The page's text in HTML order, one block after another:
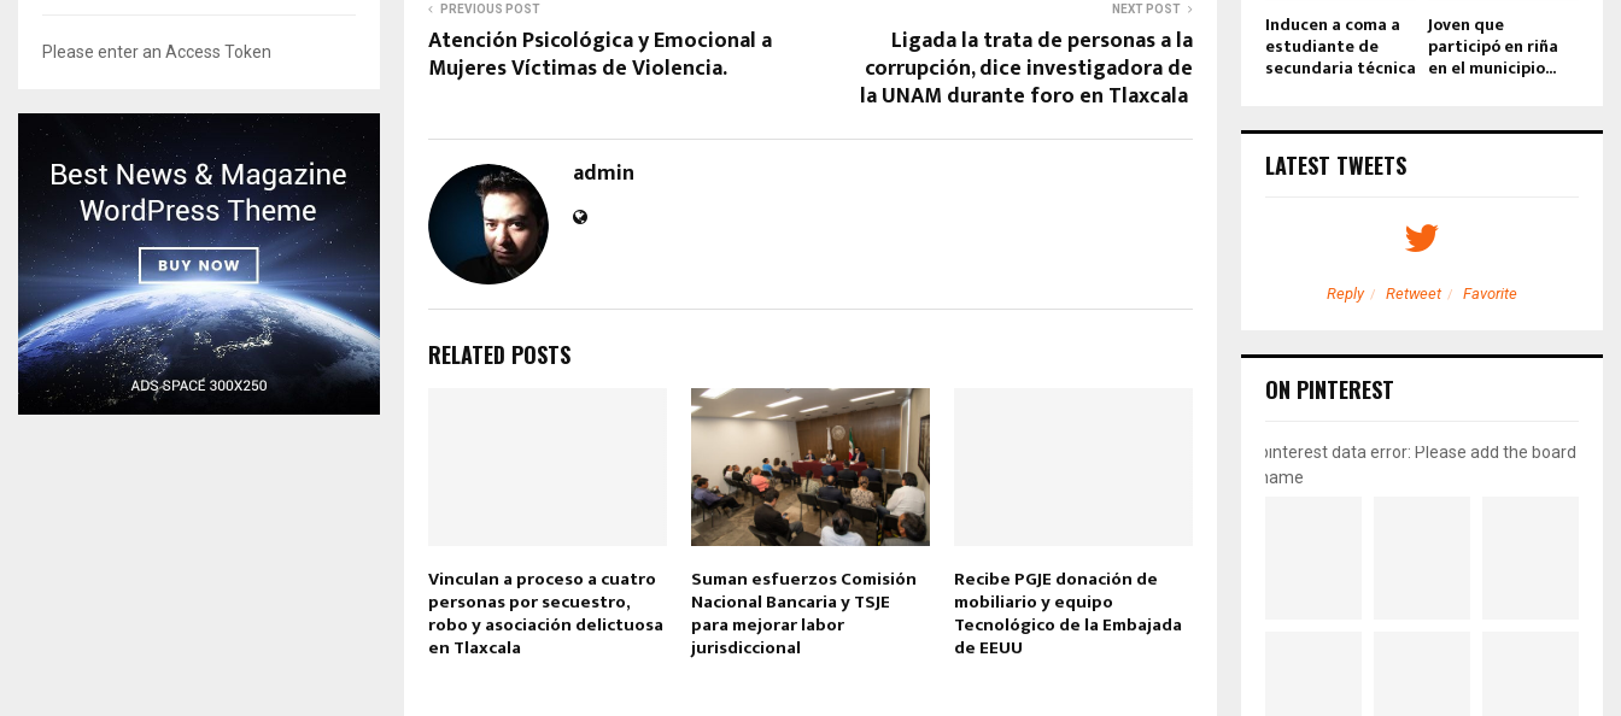
PREVIOUS POST
Atención Psicológica y Emocional a
Mujeres Víctimas de Violencia.
NEXT POST
Ligada la trata de personas a la
corrupción, dice investigadora de
la UNAM durante foro en Tlaxcala
admin
RELATED POSTS
Vinculan a proceso a cuatro
personas por secuestro,
robo y asociación delictuosa
en Tlaxcala
Suman esfuerzos Comisión
Nacional Bancaria y TSJE
para mejorar labor
jurisdiccional
Recibe PGJE donación de
mobiliario y equipo
Tecnológico de la Embajada
de EEUU
Please enter an Access Token
Inducen a coma a
estudiante de
secundaria técnica
Joven que
participó en riña
en el municipio...
LATEST TWEETS
Reply Retweet Favorite
ON PINTEREST
pinterest data error: Please add the board
name